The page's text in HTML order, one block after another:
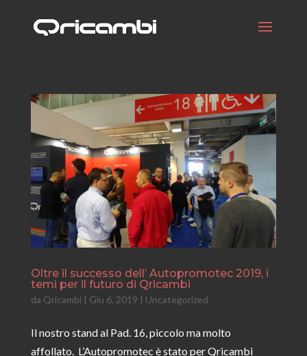
Oltre il successo dell’ Autopromotec 2019, i
temi per il futuro di Qricambi
da Qricambi| Giu 6, 2019 | Uncategorized
Il nostro stand al Pad. 16, piccolo ma molto
affollato. L’Autopromotec è stato per Qricambi